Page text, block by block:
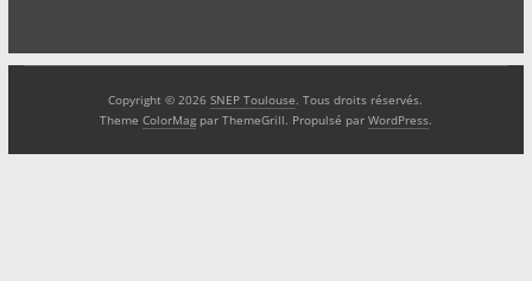
Copyright © 2026SNEP Toulouse. Tous droits réservés.
Theme ColorMagpar ThemeGrill. Propulsé par WordPress.